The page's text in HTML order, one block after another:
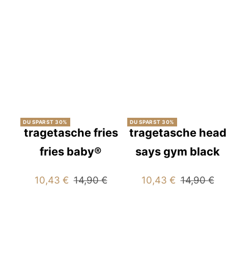
DU SPARST 30%
tragetasche fries
fries baby®
Angebotspreis
10,43 € Regulärer
14,90 €
DU SPARST 30%
tragetasche head
says gym black
Angebotspreis
10,43 € Regulärer
14,90 €